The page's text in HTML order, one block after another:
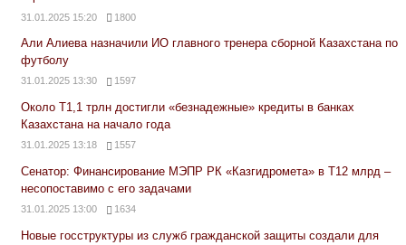
31.01.2025 15:20 1800
Али Алиева назначили ИО главного тренера сборной Казахстана по
футболу
31.01.2025 13:30 1597
Около Т1,1 трлн достигли «безнадежные» кредиты в банках
Казахстана на начало года
31.01.2025 13:18 1557
Сенатор: Финансирование МЭПР РК «Казгидромета» в Т12 млрд –
несопоставимо с его задачами
31.01.2025 13:00 1634
Новые госструктуры из служб гражданской защиты создали для